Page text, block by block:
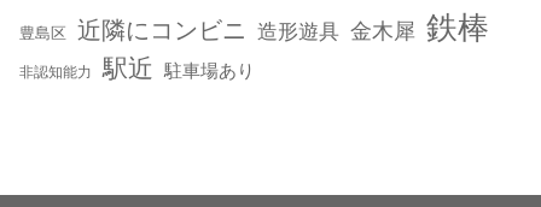
豊島区 近隣にコンビニ 造形遊具 金木犀 鉄棒
非認知能力 駅近 駐車場あり